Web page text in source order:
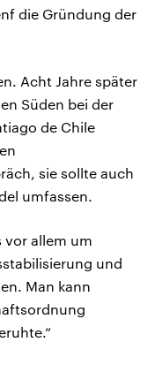
die Gründung der
Acht Jahre später
Süden bei der
de Chile
sie sollte auch
umfassen.
vor allem um
und
Man kann